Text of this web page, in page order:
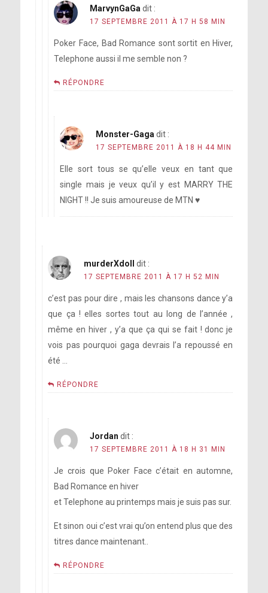
MarvynGaGa dit :
17 SEPTEMBRE 2011 À 17 H 58 MIN
Poker Face, Bad Romance sont sortit en Hiver,
Telephone aussi il me semble non ?
RÉPONDRE
Monster-Gaga dit :
17 SEPTEMBRE 2011 À 18 H 44 MIN
Elle sort tous se qu’elle veux en tant que
single mais je veux qu’il y est MARRY THE
NIGHT !! Je suis amoureuse de MTN ♥
murderXdoll dit :
17 SEPTEMBRE 2011 À 17 H 52 MIN
c’est pas pour dire , mais les chansons dance y’a
que ça ! elles sortes tout au long de l’année ,
même en hiver , y’a que ça qui se fait ! donc je
vois pas pourquoi gaga devrais l’a repoussé en
été …
RÉPONDRE
Jordan dit :
17 SEPTEMBRE 2011 À 18 H 31 MIN
Je crois que Poker Face c’était en automne,
Bad Romance en hiver
et Telephone au printemps mais je suis pas sur.
Et sinon oui c’est vrai qu’on entend plus que des
titres dance maintenant..
RÉPONDRE